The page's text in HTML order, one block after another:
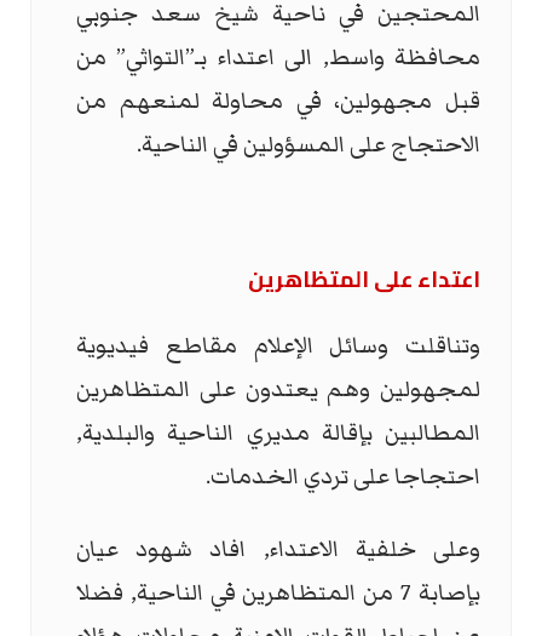
المحتجين في ناحية شيخ سعد جنوبي
محافظة واسط, الى اعتداء بـ”التواثي” من
قبل مجهولين، في محاولة لمنعهم من
الاحتجاج على المسؤولين في الناحية.
اعتداء على المتظاهرين
وتناقلت وسائل الإعلام مقاطع فيديوية
لمجهولين وهم يعتدون على المتظاهرين
المطالبين بإقالة مديري الناحية والبلدية,
احتجاجا على تردي الخدمات.
وعلى خلفية الاعتداء, افاد شهود عيان
بإصابة 7 من المتظاهرين في الناحية, فضلا